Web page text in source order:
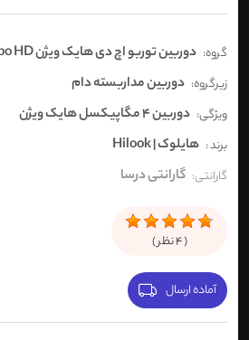
گروه: دوربین توربو اچ دی هایک ویژن Turbo HD
زیرگروه: دوربین مداربسته دام
ویژگی: دوربین 4 مگاپیکسل هایک ویژن
برند : هایلوک | Hilook
گارانتی: گارانتی درسا
(
4نظر )
آماده ارسال